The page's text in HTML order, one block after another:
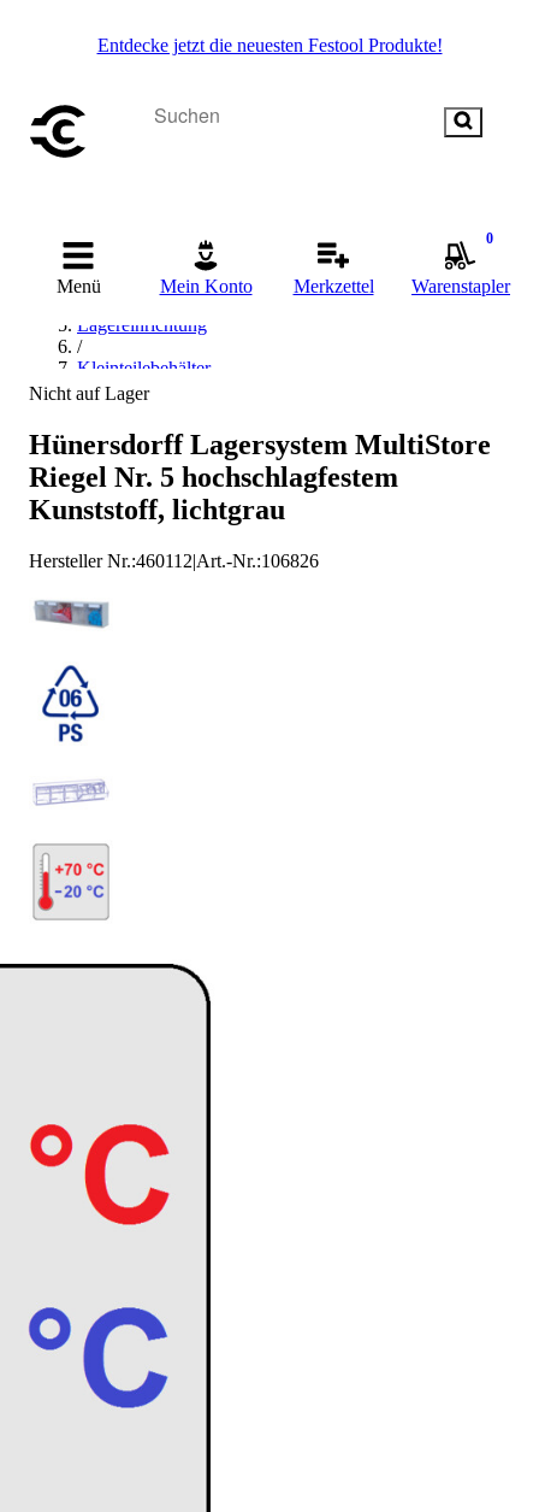
Entdecke jetzt die neuesten Festool Produkte!
Menü Mein Konto Merkzettel
0
Warenstapler
Startseite
/
Betriebsausstattung & Baustellenbedarf
Lagereinrichtung
/
Kleinteilebehälter
/
Hünersdorff Einsatzkasten
Nicht auf Lager
Hünersdorff Lagersystem MultiStore
Riegel Nr. 5 hochschlagfestem
Kunststoff, lichtgrau
Hersteller Nr.:460112|Art.-Nr.:106826